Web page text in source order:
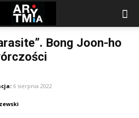
Bong Joon-ho
6 sierpnia 2022